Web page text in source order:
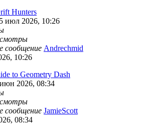
Hunters
июл 2026, 10:26
сообщение Andrechmid
10:26
to Geometry Dash
2026, 08:34
сообщение JamieScott
08:34